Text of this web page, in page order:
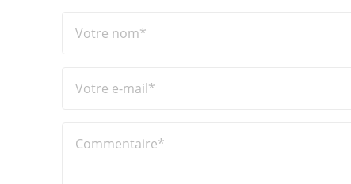
Votre nom*
Votre e-mail*
Commentaire*